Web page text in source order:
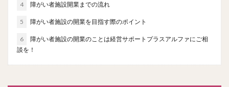
4 障がい者施設開業までの流れ
5 障がい者施設の開業を目指す際のポイント
6
障がい者施設の開業のことは経営サポートプラスアルファにご相
談を！